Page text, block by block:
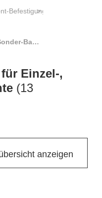
Befestigung
Einsetzmaschinen für Einzel-, Sonder-Bauelemente
Einzel-,
(13
anzeigen